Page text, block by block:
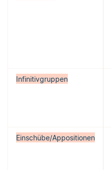
Infinitivgruppen
Einschübe/Appositionen